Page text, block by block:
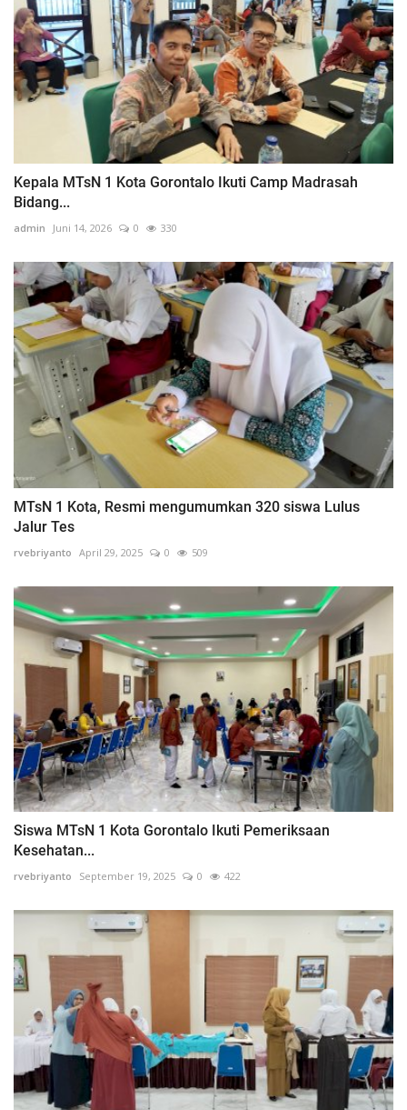
Kepala MTsN 1 Kota Gorontalo Ikuti Camp Madrasah
Bidang...
admin Juni 14, 2026 0 330
MTsN 1 Kota, Resmi mengumumkan 320 siswa Lulus
Jalur Tes
rvebriyanto April 29, 2025 0 509
Siswa MTsN 1 Kota Gorontalo Ikuti Pemeriksaan
Kesehatan...
rvebriyanto September 19, 2025 0 422